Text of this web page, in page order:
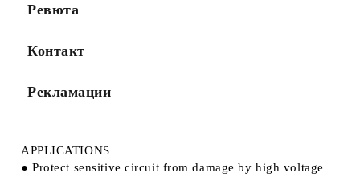
Ревюта
Контакт
Рекламации
APPLICATIONS
● Protect sensitive circuit from damage by high voltage